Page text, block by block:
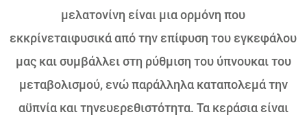
μελατονίνη είναι μια ορμόνη που
εκκρίνεταιφυσικά από την επίφυση του εγκεφάλου
μας και συμβάλλει στη ρύθμιση του ύπνουκαι του
μεταβολισμού, ενώ παράλληλα καταπολεμά την
αϋπνία και τηνευερεθιστότητα. Τα κεράσια είναι